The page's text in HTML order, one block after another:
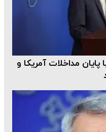
مداخلات آمریکا و